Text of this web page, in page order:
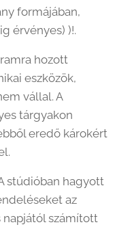
formájában,
érvényes) )!.
hozott
eszközök,
vállal. A
tárgyakon
eredő károkért
stúdióban hagyott
az
napjától számított